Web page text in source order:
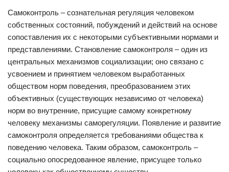
Самоконтроль – сознательная регуляция человеком
собственных состояний, побуждений и действий на основе
сопоставления их с некоторыми субъективными нормами и
представлениями. Становление самоконтроля – один из
центральных механизмов социализации; оно связано с
усвоением и принятием человеком выработанных
обществом норм поведения, преобразованием этих
объективных (существующих независимо от человека)
норм во внутренние, присущие самому конкретному
человеку механизмы саморегуляции. Появление и развитие
самоконтроля определяется требованиями общества к
поведению человека. Таким образом, самоконтроль –
социально опосредованное явление, присущее только